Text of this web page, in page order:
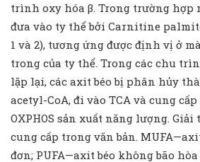
trình oxy hóa β. Trong trường hợp
đưa vào ty thể bởi Carnitine
1 và 2), tương ứng được định vị ở
trong của ty thể. Trong các chu
lặp lại, các axit béo bị phân hủy
acetyl-CoA, đi vào TCA và cung
OXPHOS sản xuất năng lượng.
cung cấp trong văn bản.
đơn; PUFA—axit béo không bão